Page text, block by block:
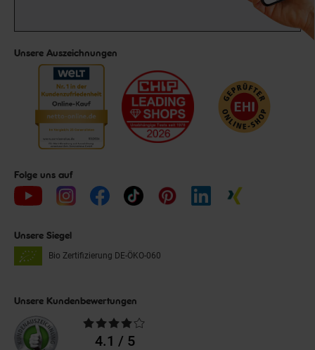
Unsere Auszeichnungen
Folge uns auf
Unsere Siegel
Bio Zertifizierung DE-ÖKO-060
Unsere Kundenbewertungen
Durchschnittliche
Bewertungen4.1 / 5